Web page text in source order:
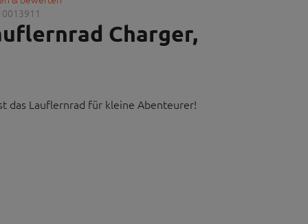
Charger,
das Lauflernrad für kleine Abenteurer!